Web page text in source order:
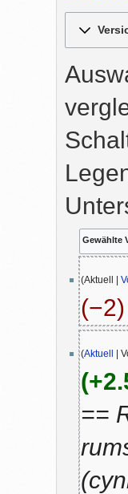
September
2019
Aktuell
−2
K
i
n
e
e
r
e
i
Juli
2018
Aktuell
==